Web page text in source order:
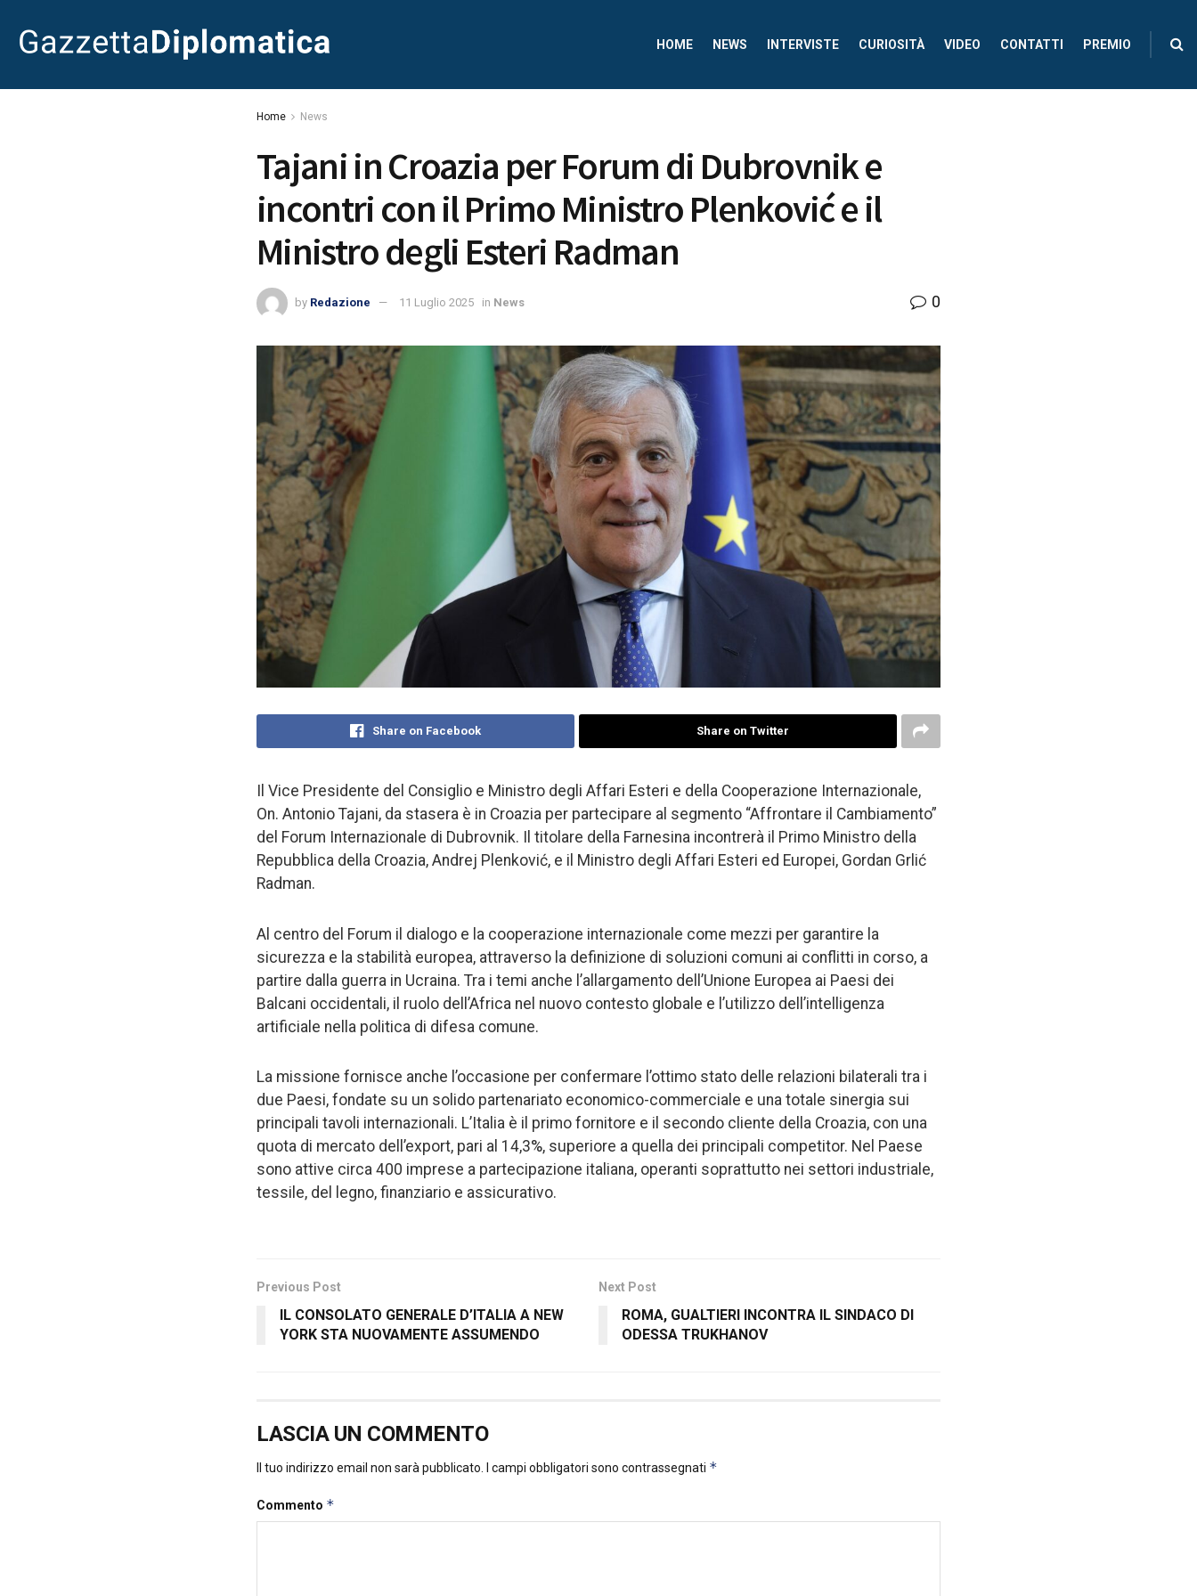
HOME NEWS INTERVISTE CURIOSITÀ VIDEO CONTATTI PREMIO
Home News
Tajani in Croazia per Forum di Dubrovnik e
incontri con il Primo Ministro Plenković e il
Ministro degli Esteri Radman
by Redazione 11 Luglio 2025 in News 0
Share on Facebook Share on Twitter
Il Vice Presidente del Consiglio e Ministro degli Affari Esteri e della Cooperazione Internazionale,
On. Antonio Tajani, da stasera è in Croazia per partecipare al segmento “Affrontare il Cambiamento”
del Forum Internazionale di Dubrovnik. Il titolare della Farnesina incontrerà il Primo Ministro della
Repubblica della Croazia, Andrej Plenković, e il Ministro degli Affari Esteri ed Europei, Gordan Grlić
Radman.
Al centro del Forum il dialogo e la cooperazione internazionale come mezzi per garantire la
sicurezza e la stabilità europea, attraverso la definizione di soluzioni comuni ai conflitti in corso, a
partire dalla guerra in Ucraina. Tra i temi anche l’allargamento dell’Unione Europea ai Paesi dei
Balcani occidentali, il ruolo dell’Africa nel nuovo contesto globale e l’utilizzo dell’intelligenza
artificiale nella politica di difesa comune.
La missione fornisce anche l’occasione per confermare l’ottimo stato delle relazioni bilaterali tra i
due Paesi, fondate su un solido partenariato economico-commerciale e una totale sinergia sui
principali tavoli internazionali. L’Italia è il primo fornitore e il secondo cliente della Croazia, con una
quota di mercato dell’export, pari al 14,3%, superiore a quella dei principali competitor. Nel Paese
sono attive circa 400 imprese a partecipazione italiana, operanti soprattutto nei settori industriale,
tessile, del legno, finanziario e assicurativo.
Previous Post
IL CONSOLATO GENERALE D’ITALIA A NEW
YORK STA NUOVAMENTE ASSUMENDO
Next Post
ROMA, GUALTIERI INCONTRA IL SINDACO DI
ODESSA TRUKHANOV
LASCIA UN COMMENTO
Il tuo indirizzo email non sarà pubblicato. I campi obbligatori sono contrassegnati *
Commento *